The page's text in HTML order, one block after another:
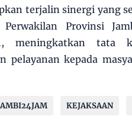
terjalin sinergi yang
Perwakilan Provinsi
meningkatkan tata
pelayanan kepada
KEJAKSAAN